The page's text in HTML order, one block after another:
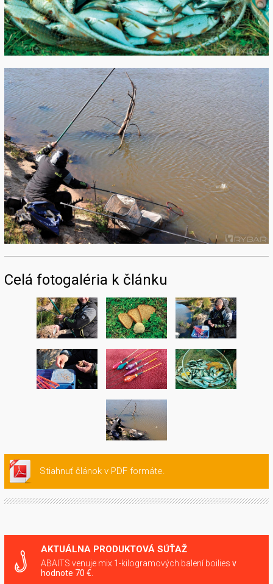
Celá fotogaléria k článku
Stiahnuť článok v PDF formáte.
AKTUÁLNA PRODUKTOVÁ SÚŤAŽ
ABAITS venuje mix 1-kilogramových balení boilies v
hodnote 70 €.